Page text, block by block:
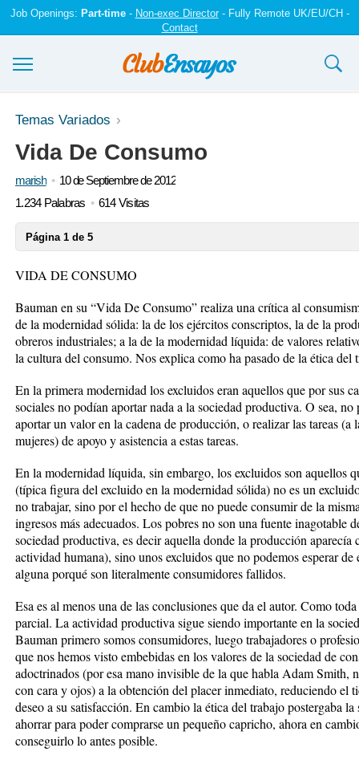
Job Openings: Part-time- Non-exec Director- Fully Remote UK/EU/CH -
Contact
Ensayos y trabajos
Registrarse
Iniciar sesión
Temas Variados
Vida De Consumo
marish
10 de Septiembre de 2012
1.234 Palabras
614 Visitas
Página 1 de 5
VIDA DE CONSUMO
Bauman en su “Vida De Consumo” realiza una crítica al
de la modernidad sólida: la de los ejércitos conscriptos, la de la
obreros industriales; a la de la modernidad líquida: de valores
la cultura del consumo. Nos explica como ha pasado de la ética del
En la primera modernidad los excluidos eran aquellos que por sus
sociales no podían aportar nada a la sociedad productiva. O sea,
aportar un valor en la cadena de producción, o realizar las tareas (a
mujeres) de apoyo y asistencia a estas tareas.
En la modernidad líquida, sin embargo, los excluidos son aquellos
(típica figura del excluido en la modernidad sólida) no es un
no trabajar, sino por el hecho de que no puede consumir de la
ingresos más adecuados. Los pobres no son una fuente inagotable
sociedad productiva, es decir aquella donde la producción aparecía
actividad humana), sino unos excluidos que no podemos esperar
alguna porqué son literalmente consumidores fallidos.
Esa es al menos una de las conclusiones que da el autor. Como
parcial. La actividad productiva sigue siendo importante en la
Bauman primero somos consumidores, luego trabajadores o
que nos hemos visto embebidas en los valores de la sociedad de
adoctrinados (por esa mano invisible de la que habla Adam Smith,
con cara y ojos) a la obtención del placer inmediato, reduciendo el
deseo a su satisfacción. En cambio la ética del trabajo postergaba
ahorrar para poder comprarse un pequeño capricho, ahora en
conseguirlo lo antes posible.